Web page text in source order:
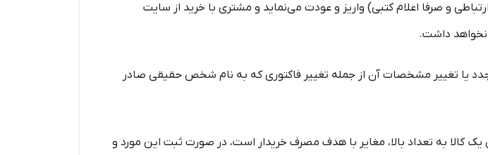
و صرفا اعلام کتبی) واریز و عودت می‌نماید و مشتری با خرید از سایت
نخواهد داشت.
یا تغییر مشخصات آن از جمله تغییر فاکتوری که به نام شخص حقیقی صادر
به تعداد بالا، مغایر با هدف مصرف خریدار است، در صورت ثبت این مورد و